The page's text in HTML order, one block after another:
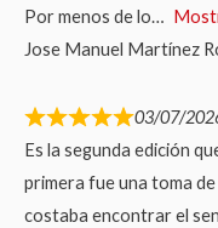
Por menos de lo
Jose Manuel Martínez
03/07/
Es la segunda edición
primera fue una toma
costaba encontrar el